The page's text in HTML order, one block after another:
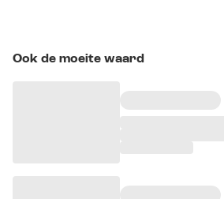
Ook de moeite waard